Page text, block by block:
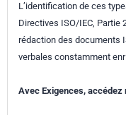
L’identification de ces
Directives ISO/IEC, Partie
rédaction des documents
verbales constamment
Avec Exigences, accédez